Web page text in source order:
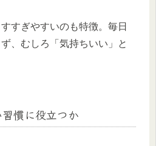
すぎやすいのも特徴。毎日
、むしろ「気持ちいい」と
慣に役立つか